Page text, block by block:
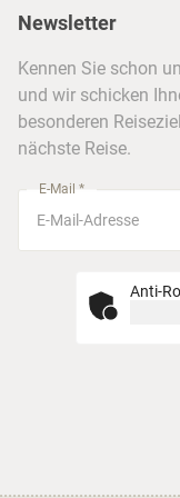
FAQ
Hotels & Unterkünfte
Kreuzfahrten
Busreisen
Frankfurt
Stuttgart
Newsletter
Kennen Sie schon
und wir schicken
besonderen
nächste Reise.
E-Mail *
Anti-